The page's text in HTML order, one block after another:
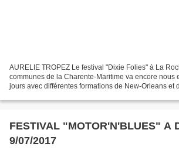
AURELIE TROPEZ Le festival "Dixie Folies" à La
communes de la Charente-Maritime va encore nous
jours avec différentes formations de New-Orleans et
FESTIVAL "MOTOR'N'BLUES" A
9/07/2017